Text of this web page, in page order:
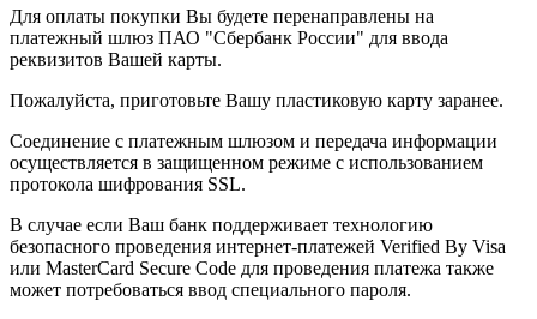
Для оплаты покупки Вы будете перенаправлены на
платежный шлюз ПАО "Сбербанк России" для ввода
реквизитов Вашей карты.
Пожалуйста, приготовьте Вашу пластиковую карту заранее.
Соединение с платежным шлюзом и передача информации
осуществляется в защищенном режиме с использованием
протокола шифрования SSL.
В случае если Ваш банк поддерживает технологию
безопасного проведения интернет-платежей Verified By Visa
или MasterCard Secure Code для проведения платежа также
может потребоваться ввод специального пароля.